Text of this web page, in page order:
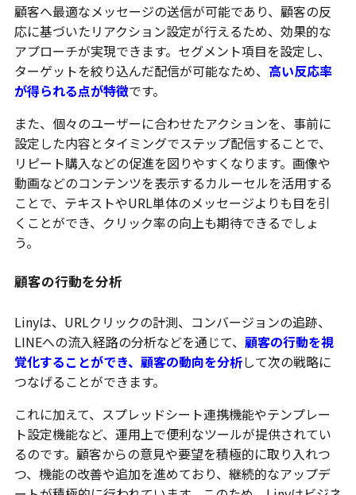
顧客へ最適なメッセージの送信が可能であり、顧客の反
応に基づいたリアクション設定が行えるため、効果的な
アプローチが実現できます。セグメント項目を設定し、
ターゲットを絞り込んだ配信が可能なため、 高い反応率
が得られる点が特徴です。
また、個々のユーザーに合わせたアクションを、事前に
設定した内容とタイミングでステップ配信することで、
リピート購入などの促進を図りやすくなります。画像や
動画などのコンテンツを表示するカルーセルを活用する
ことで、テキストやURL単体のメッセージよりも目を引
くことができ、クリック率の向上も期待できるでしょ
う。
顧客の行動を分析
Linyは、URLクリックの計測、コンバージョンの追跡、
LINEへの流入経路の分析などを通じて、 顧客の行動を視
覚化することができ、顧客の動向を分析して次の戦略に
つなげることができます。
これに加えて、スプレッドシート連携機能やテンプレー
ト設定機能など、運用上で便利なツールが提供されてい
るのです。顧客からの意見や要望を積極的に取り入れつ
つ、機能の改善や追加を進めており、継続的なアップデ